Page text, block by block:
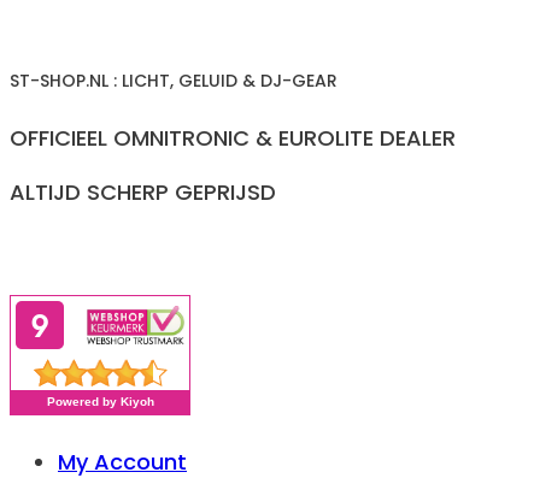
inhoud
ST-SHOP.NL : LICHT, GELUID & DJ-GEAR
OFFICIEEL OMNITRONIC & EUROLITE DEALER
ALTIJD SCHERP GEPRIJSD
My Account